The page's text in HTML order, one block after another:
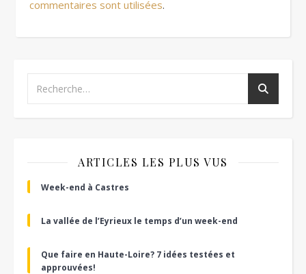
commentaires sont utilisées.
ARTICLES LES PLUS VUS
Week-end à Castres
La vallée de l’Eyrieux le temps d’un week-end
Que faire en Haute-Loire? 7 idées testées et
approuvées!